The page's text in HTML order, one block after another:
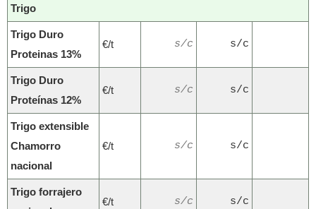
Trigo
Trigo Duro
Proteinas 13%
€/t s/c s/c
Trigo Duro
Proteínas 12%
€/t s/c s/c
Trigo extensible
Chamorro
nacional
€/t s/c s/c
Trigo forrajero
€/t s/c s/c